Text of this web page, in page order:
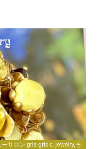
サロン,gris-gris c. jewelry,そ